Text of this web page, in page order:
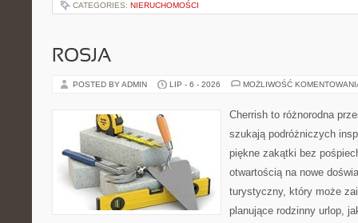
CATEGORIES: NIERUCHOMOŚCI
ROSJA
POSTED BY ADMIN LIP - 6 - 2026 MOŻLIWOŚĆ
Cherrish to różnorodna
szukają podróżniczych
piękne zakątki bez
otwartością na nowe
turystyczny, który może
planujące rodzinny urlop,